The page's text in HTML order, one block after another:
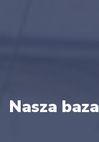
Nasza baza